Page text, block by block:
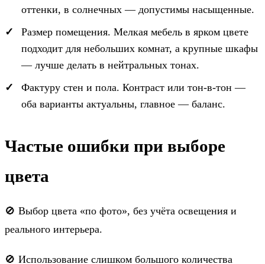
оттенки, в солнечных — допустимы насыщенные.
Размер помещения. Мелкая мебель в ярком цвете
подходит для небольших комнат, а крупные шкафы
— лучше делать в нейтральных тонах.
Фактуру стен и пола. Контраст или тон-в-тон —
оба варианты актуальны, главное — баланс.
Частые ошибки при выборе
цвета
🚫 Выбор цвета «по фото», без учёта освещения и
реального интерьера.
🚫 Использование слишком большого количества